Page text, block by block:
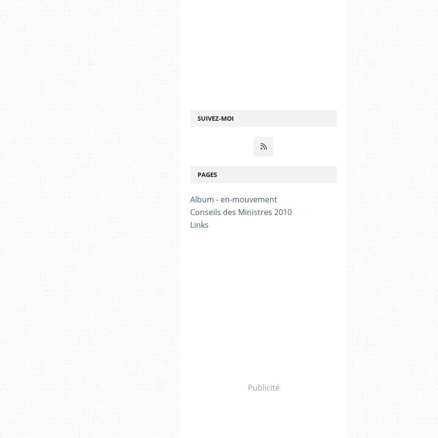
SUIVEZ-MOI
PAGES
Album - en-mouvement
Conseils des Ministres 2010
Links
Publicité